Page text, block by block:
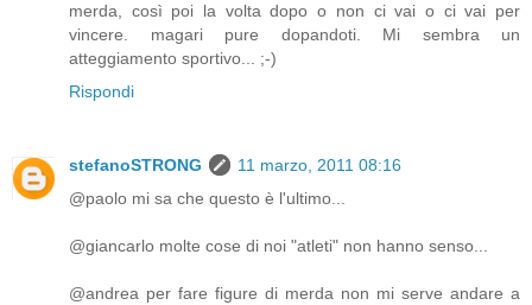
merda, così poi la volta dopo o non ci vai o ci vai per
vincere. magari pure dopandoti. Mi sembra un
atteggiamento sportivo... ;-)
Rispondi
stefanoSTRONG
11 marzo, 2011 08:16
@paolo mi sa che questo è l'ultimo...
@giancarlo molte cose di noi "atleti" non hanno senso...
@andrea per fare figure di merda non mi serve andare a